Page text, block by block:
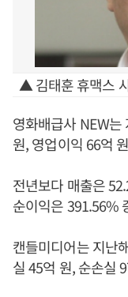
▲ 김태훈 휴맥스
영화배급사 NEW
원, 영업이익 66억
전년보다 매출은
순이익은 391.56%
캔들미디어는 지난
실 45억 원, 순손실